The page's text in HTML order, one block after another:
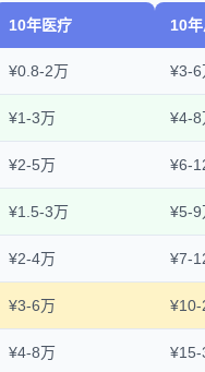
10年医疗 10
¥0.8-2万 ¥3-6
¥1-3万 ¥4-8
¥2-5万 ¥6-
¥1.5-3万 ¥5-9
¥2-4万 ¥7-
¥3-6万 ¥10-
¥4-8万 ¥15-